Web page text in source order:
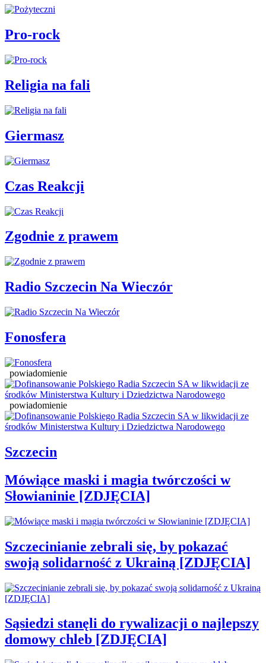
Pro-rock
Religia na fali
Giermasz
Czas Reakcji
Zgodnie z prawem
Radio Szczecin Na Wieczór
Fonosfera
powiadomienie
powiadomienie
Szczecin
Mówiące maski i magia twórczości w
Słowianinie [ZDJĘCIA]
Szczecinianie zebrali się, by pokazać
swoją solidarność z Ukrainą [ZDJĘCIA]
Sąsiedzi stanęli do rywalizacji o najlepszy
domowy chleb [ZDJĘCIA]